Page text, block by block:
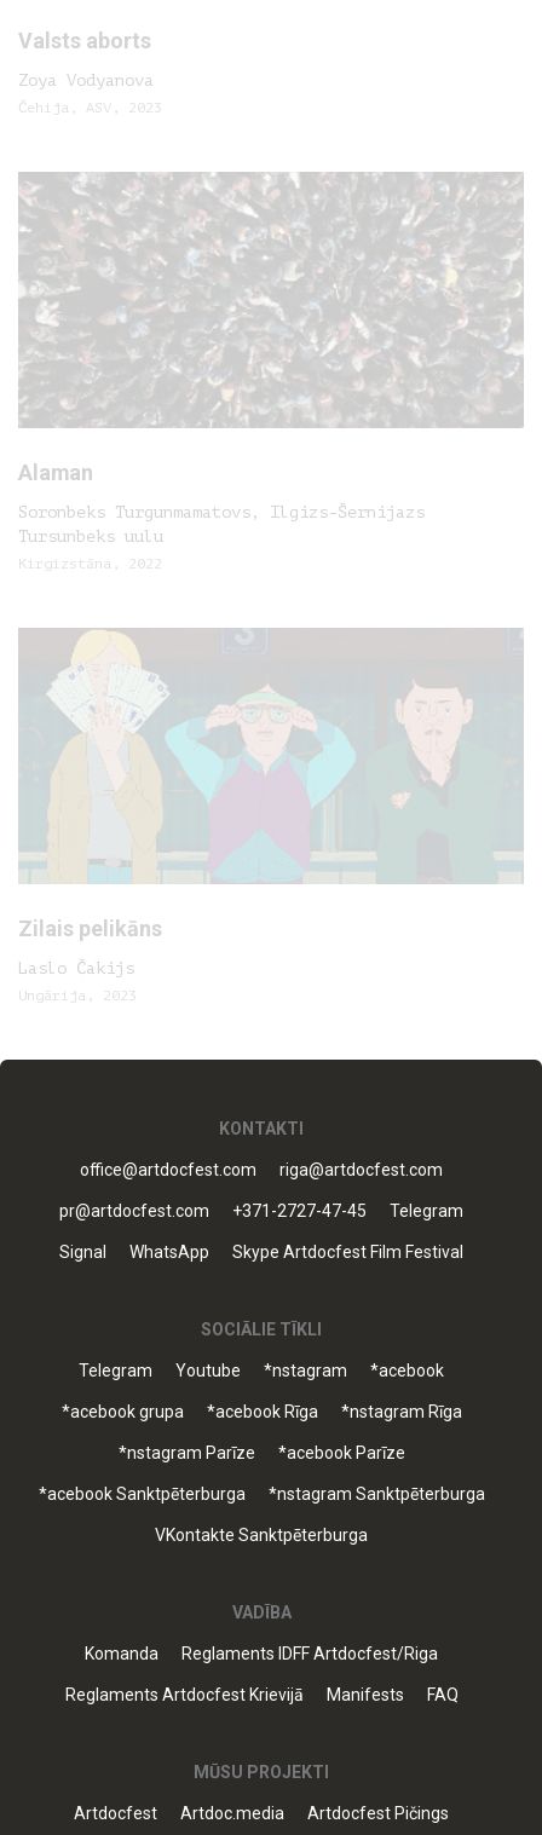
Valsts aborts
Zoya Vodyanova
Čehija, ASV, 2023
Alaman
Soronbeks Turgunmamatovs, Ilgizs-Šernijazs
Tursunbeks uulu
Kirgizstāna, 2022
Zilais pelikāns
Laslo Čakijs
Ungārija, 2023
KONTAKTI
office@artdocfest.com riga@artdocfest.com
pr@artdocfest.com +371-2727-47-45 Telegram
Signal WhatsApp Skype Artdocfest Film Festival
SOCIĀLIE TĪKLI
Telegram Youtube *nstagram *acebook
*acebook grupa *acebook Rīga *nstagram Rīga
*nstagram Parīze *acebook Parīze
*acebook Sanktpēterburga *nstagram Sanktpēterburga
VKontakte Sanktpēterburga
VADĪBA
Komanda Reglaments IDFF Artdocfest/Riga
Reglaments Artdocfest Krievijā Manifests FAQ
MŪSU PROJEKTI
Artdocfest Artdoc.media Artdocfest Pičings